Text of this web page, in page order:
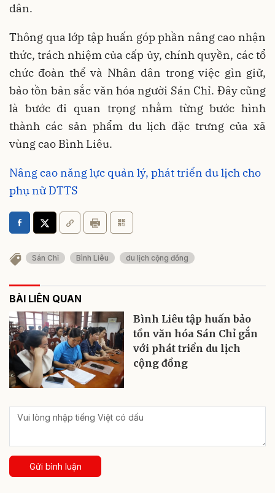
dân.
Thông qua lớp tập huấn góp phần nâng cao nhận
thức, trách nhiệm của cấp ủy, chính quyền, các tổ
chức đoàn thể và Nhân dân trong việc gìn giữ,
bảo tồn bản sắc văn hóa người Sán Chỉ. Đây cũng
là bước đi quan trọng nhằm từng bước hình
thành các sản phẩm du lịch đặc trưng của xã
vùng cao Bình Liêu.
Nâng cao năng lực quản lý, phát triển du lịch cho
phụ nữ DTTS
Sán Chỉ Bình Liêu du lịch cộng đồng
BÀI LIÊN QUAN
Bình Liêu tập huấn bảo
tồn văn hóa Sán Chỉ gắn
với phát triển du lịch
cộng đồng
Gửi bình luận